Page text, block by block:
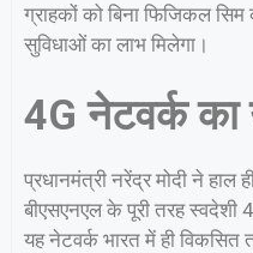
ग्राहकों को बिना फिजिकल
सुविधाओं का लाभ मिलेगा।
4G नेटवर्क
प्रधानमंत्री नरेंद्र मोदी ने
बीएसएनएल के पूरी तरह स्वदेशी
यह नेटवर्क भारत में ही